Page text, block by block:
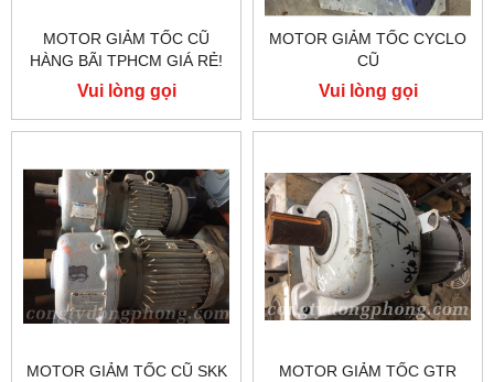
MOTOR GIẢM TỐC CŨ
HÀNG BÃI TPHCM GIÁ RẺ!
Vui lòng gọi
MOTOR GIẢM TỐC CYCLO
CŨ
Vui lòng gọi
MOTOR GIẢM TỐC CŨ SKK
MOTOR GIẢM TỐC GTR